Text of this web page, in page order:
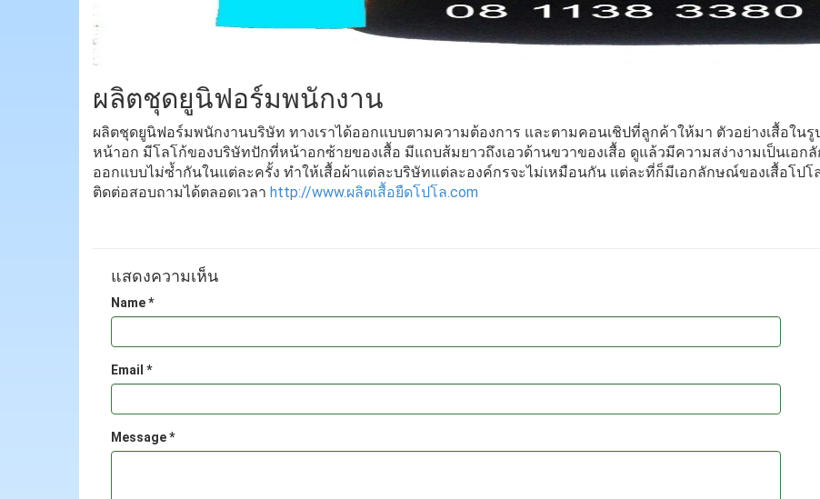
ผลิตชุดยูนิฟอร์มพนักงาน
ผลิตชุดยูนิฟอร์มพนักงานบริษัท ทางเราได้ออกแบบตามความต้องการ และตามคอนเชิปที่ลูกค้าให้มา ตัวอย่างเสื้อใน
หน้าอก มีโลโก้ของบริษัทปักที่หน้าอกซ้ายของเสื้อ มีแถบส้มยาวถึงเอวด้านขวาของเสื้อ ดูแล้วมีความสง่างามเป็นเอก
ออกแบบไม่ซ้ำกันในแต่ละครั้ง ทำให้เสื้อผ้าแต่ละบริษัทแต่ละองค์กรจะไม่เหมือนกัน แต่ละที่ก็มีเอกลักษณ์ของเสื้อโปโ
ติดต่อสอบถามได้ตลอดเวลา http://www.ผลิตเสื้อยืดโปโล.com
แสดงความเห็น
Name *
Email *
Message *